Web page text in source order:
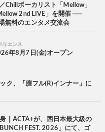
Chillボーカリスト「Mellow」
2nd LIVE」を開催 ──
無料のエンタメ交流会
リエンス
年8月7日(金)オープン
ク、「膣フル(R)インナー」に
｜ACTA+が、西日本最大級の
FEST. 2026」にて、ゴ